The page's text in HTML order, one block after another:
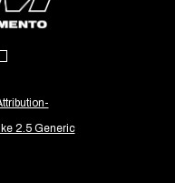
2.5 Generic